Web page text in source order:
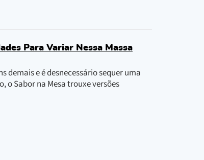
Para Variar Nessa Massa
demais e é desnecessário sequer uma
o Sabor na Mesa trouxe versões